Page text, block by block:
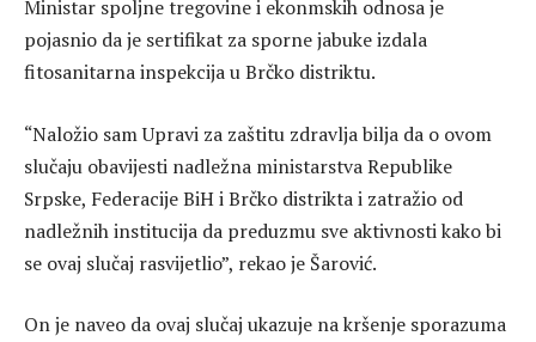
Ministar spoljne tregovine i ekonmskih odnosa je
pojasnio da je sertifikat za sporne jabuke izdala
fitosanitarna inspekcija u Brčko distriktu.
“Naložio sam Upravi za zaštitu zdravlja bilja da o ovom
slučaju obavijesti nadležna ministarstva Republike
Srpske, Federacije BiH i Brčko distrikta i zatražio od
nadležnih institucija da preduzmu sve aktivnosti kako bi
se ovaj slučaj rasvijetlio”, rekao je Šarović.
On je naveo da ovaj slučaj ukazuje na kršenje sporazuma